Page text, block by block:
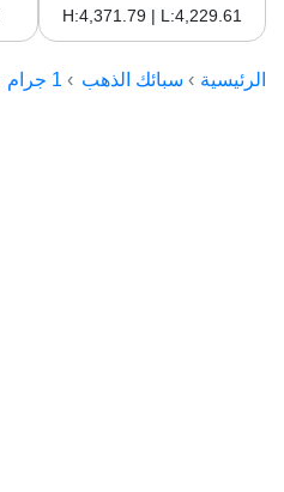
سويس جولد
H:4,371.79 | L:4,229.61
الرئيسية سبائك الذهب 1 جرام